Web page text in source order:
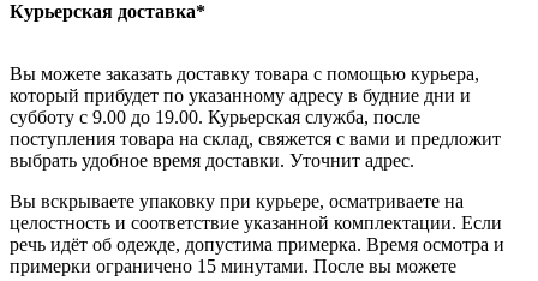
Курьерская доставка*
Вы можете заказать доставку товара с помощью курьера,
который прибудет по указанному адресу в будние дни и
субботу с 9.00 до 19.00. Курьерская служба, после
поступления товара на склад, свяжется с вами и предложит
выбрать удобное время доставки. Уточнит адрес.
Вы вскрываете упаковку при курьере, осматриваете на
целостность и соответствие указанной комплектации. Если
речь идёт об одежде, допустима примерка. Время осмотра и
примерки ограничено 15 минутами. После вы можете